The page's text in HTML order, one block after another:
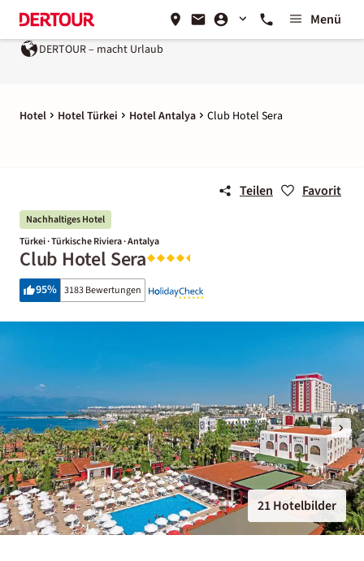
Menü
DERTOUR – macht Urlaub
Hotel Hotel Türkei Hotel Antalya Club Hotel Sera
Teilen Favorit
Nachhaltiges Hotel
Türkei · Türkische Riviera · Antalya
Club Hotel Sera
95% 3183 Bewertungen
21 Hotelbilder